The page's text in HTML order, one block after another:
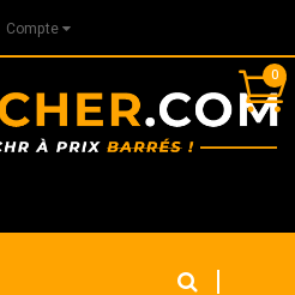
Compte
0